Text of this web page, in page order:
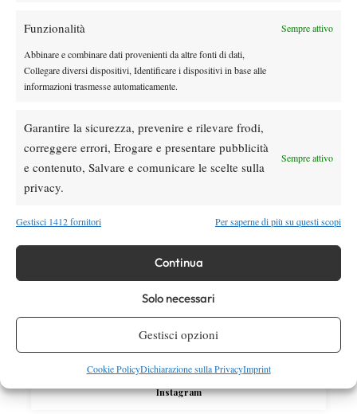
Funzionalità Sempre attivo
Abbinare e combinare dati provenienti da altre fonti di dati,
Collegare diversi dispositivi, Identificare i dispositivi in base alle
informazioni trasmesse automaticamente.
Garantire la sicurezza, prevenire e rilevare frodi,
correggere errori, Erogare e presentare pubblicità
e contenuto, Salvare e comunicare le scelte sulla
privacy.
Sempre attivo
Gestisci 1412 fornitori Per saperne di più su questi scopi
Continua
Solo necessari
Gestisci opzioni
Cookie PolicyDichiarazione sulla PrivacyImprint
Tabellone WTA 1000 Toronto 2026: tutti gli
accoppiamenti, presenti le Top 5
La surreale avventura di Arthur Gea: prima
semifinale ATP grazie ai voli cancellati
Facebook
Instagram